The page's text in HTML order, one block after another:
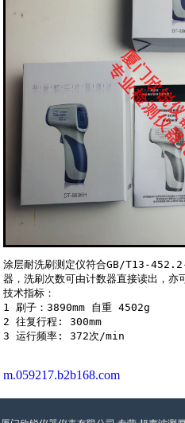
涂层耐洗刷测定仪符合GB/T13-
器，洗刷次数可由计数器直接读出，亦
技术指标：
1 刷子：3890mm 自重 4502g
2 往复行程: 300mm
m.059217.b2b168.com